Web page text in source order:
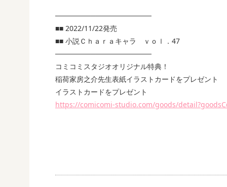
───────────────────
■■ 2022/11/22発売
■■ 小説Ｃｈａｒａキャラ ｖｏｌ．47
───────────────────
コミコミスタジオオリジナル特典！
稲荷家房之介先生表紙イラストカードをプレゼント
イラストカードをプレゼント
https://comicomi-studio.com/goods/